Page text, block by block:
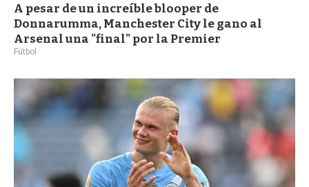
A pesar de un increíble blooper de
Donnarumma, Manchester City le gano al
Arsenal una "final" por la Premier
Fútbol